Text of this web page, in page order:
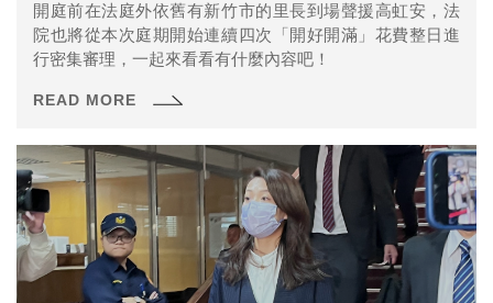
開庭前在法庭外依舊有新竹市的里長到場聲援高虹安，法
院也將從本次庭期開始連續四次「開好開滿」花費整日進
行密集審理，一起來看看有什麼內容吧！
READ MORE